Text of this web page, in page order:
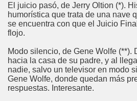
El juicio pasó, de Jerry Oltion (*).
humorística que trata de una nave
se encuentra con que el Juicio
flojo.
Modo silencio, de Gene Wolfe (**).
hacia la casa de su padre, y al
nadie, salvo un televisor en modo
Gene Wolfe, donde quedan más
respuestas. Interesante.